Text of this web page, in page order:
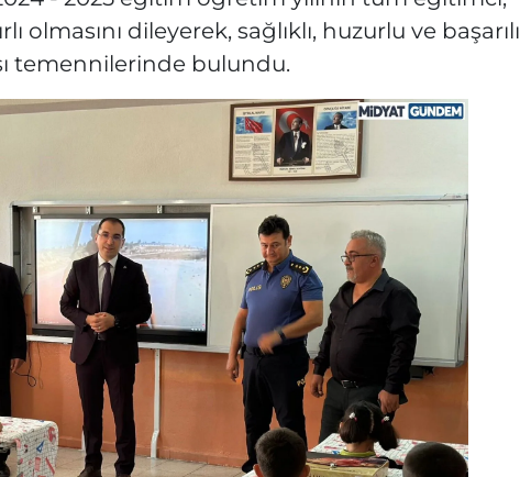
olmasını dileyerek, sağlıklı, huzurlu ve başarılı
temennilerinde bulundu.